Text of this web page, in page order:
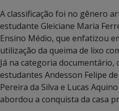
A classificação foi no gênero
estudante Gleiciane Maria
Ensino Médio, que enfatizou
utilização da queima de lixo
Já na categoria
estudantes Andesson Felipe
Pereira da Silva e Lucas
abordou a conquista da casa